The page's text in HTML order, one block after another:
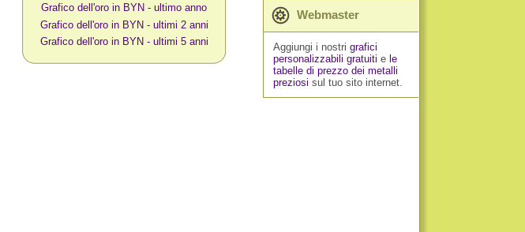
Grafico dell'oro in BYN - ultimo anno
Grafico dell'oro in BYN - ultimi 2 anni
Grafico dell'oro in BYN - ultimi 5 anni
Webmaster
Aggiungi i nostri grafici
personalizzabili gratuiti e le
tabelle di prezzo dei metalli
preziosi sul tuo sito internet.